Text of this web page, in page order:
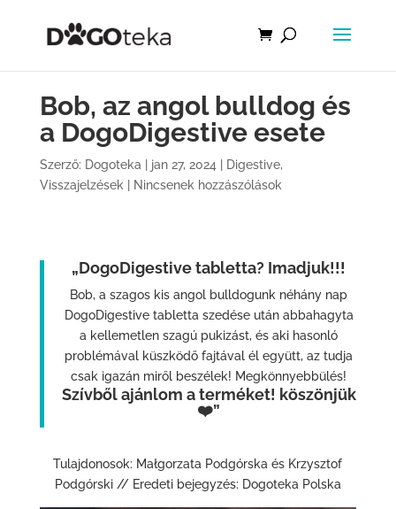
Bob, az angol bulldog és
a DogoDigestive esete
Szerző: Dogoteka jan 27, 2024 Digestive,
Visszajelzések
Nincsenek hozzászólások
„DogoDigestive tabletta? Imadjuk!!!
Bob, a szagos kis angol bulldogunk néhány nap
DogoDigestive tabletta szedése után abbahagyta
a kellemetlen szagú pukizást, és aki hasonló
problémával küszködő fajtával él együtt, az tudja
csak igazán miről beszélek! Megkönnyebbülés!
Szívből ajánlom a terméket! köszönjük
❤️”
Tulajdonosok: Małgorzata Podgórska és Krzysztof
Podgórski // Eredeti bejegyzés: Dogoteka Polska